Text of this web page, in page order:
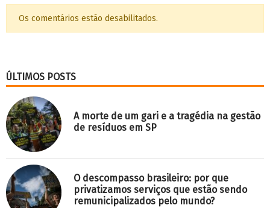
Os comentários estão desabilitados.
ÚLTIMOS POSTS
A morte de um gari e a tragédia na gestão
de resíduos em SP
O descompasso brasileiro: por que
privatizamos serviços que estão sendo
remunicipalizados pelo mundo?